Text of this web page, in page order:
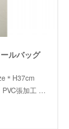
ルバッグ
＊H37cm
PVC張加工 …